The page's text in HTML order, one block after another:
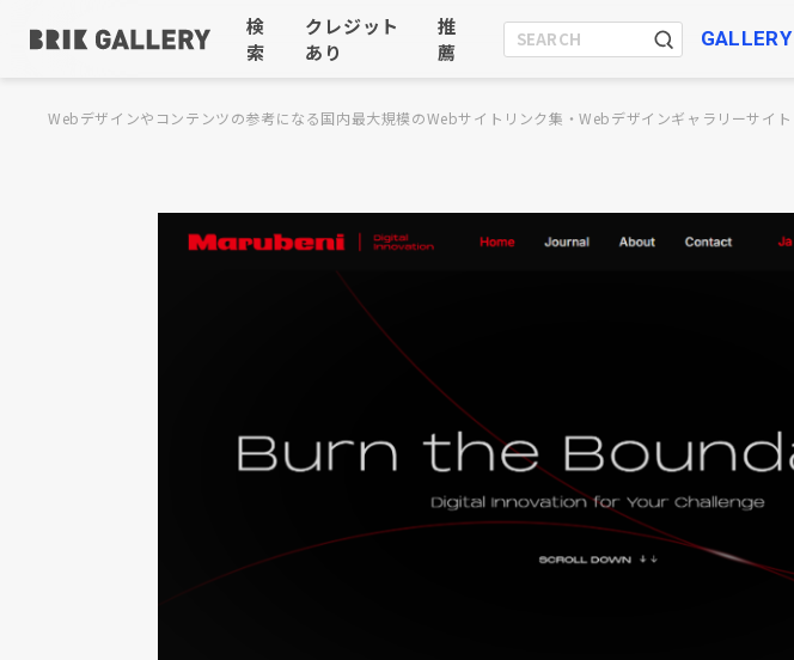
検
索
クレジット
あり
推
薦
GALLERY
Webデザインやコンテンツの参考になる国内最大規模のWebサイトリンク集・Webデザインギャラリーサイト